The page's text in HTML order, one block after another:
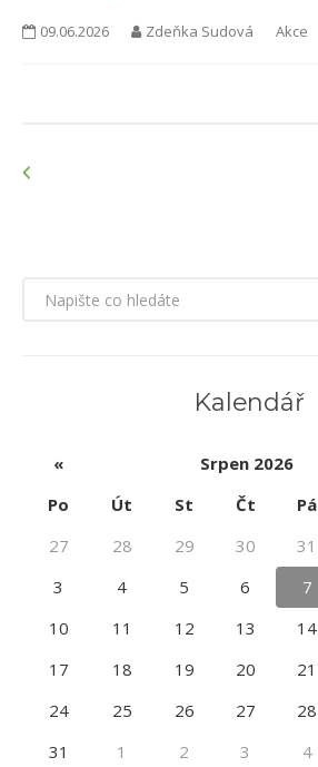
09.06.2026 Zdeňka Sudová Akce
Kalendář
« Srpen 2026
Po
Út St Čt Pá
27
28 29 30 31
3
4 5 6 7
10
11 12 13 14
17
18 19 20 21
24
25 26 27 28
31
1 2 3 4